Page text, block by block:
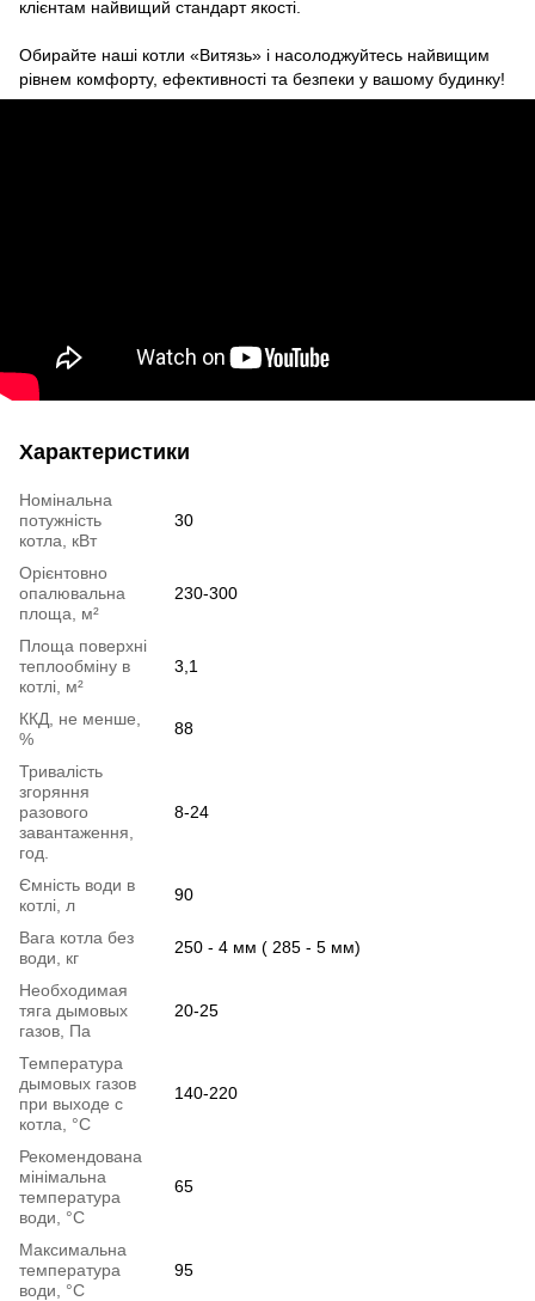
клієнтам найвищий стандарт якості.
Обирайте наші котли «Витязь» і насолоджуйтесь найвищим
рівнем комфорту, ефективності та безпеки у вашому будинку!
Характеристики
Номінальна
потужність
котла, кВт
30
Орієнтовно
опалювальна
площа, м²
230-300
Площа поверхні
теплообміну в
котлі, м²
3,1
ККД, не менше,
%
88
Тривалість
згоряння
разового
завантаження,
год.
8-24
Ємність води в
котлі, л
90
Вага котла без
води, кг
250 - 4 мм ( 285 - 5 мм)
Необходимая
тяга дымовых
газов, Па
20-25
Температура
дымовых газов
при выходе с
котла, °С
140-220
Рекомендована
мінімальна
температура
води, °С
65
Максимальна
температура
води, °С
95